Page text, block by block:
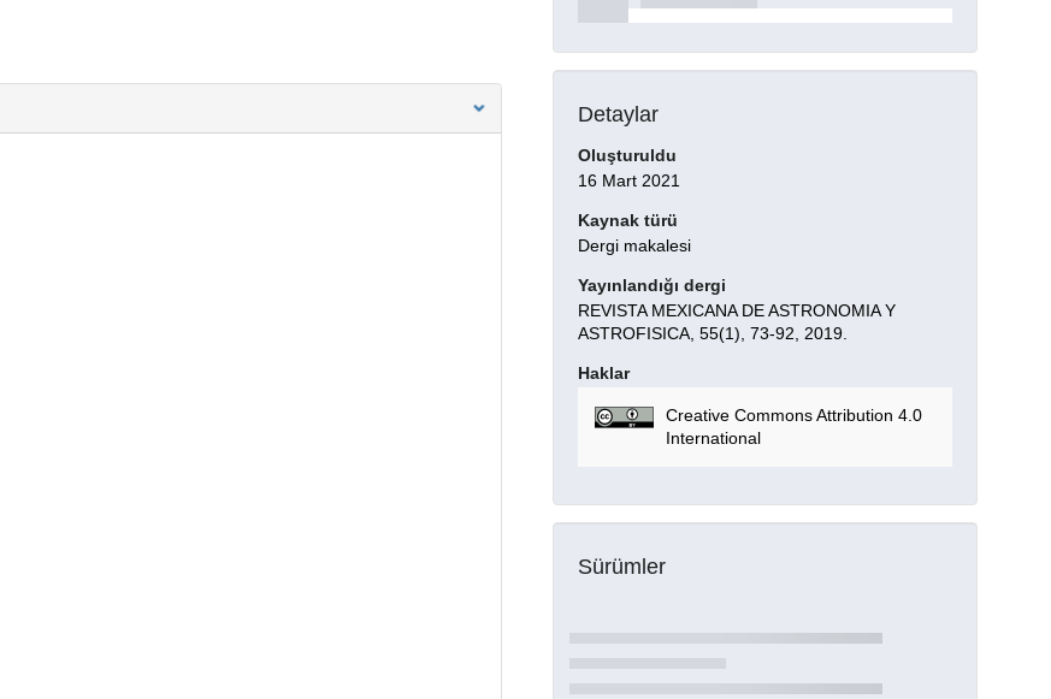
Detaylar
Oluşturuldu
16 Mart 2021
Kaynak türü
Dergi makalesi
Yayınlandığı dergi
REVISTA MEXICANA DE ASTRONOMIA Y
ASTROFISICA, 55(1), 73-92, 2019.
Haklar
Creative Commons Attribution 4.0
International
Sürümler